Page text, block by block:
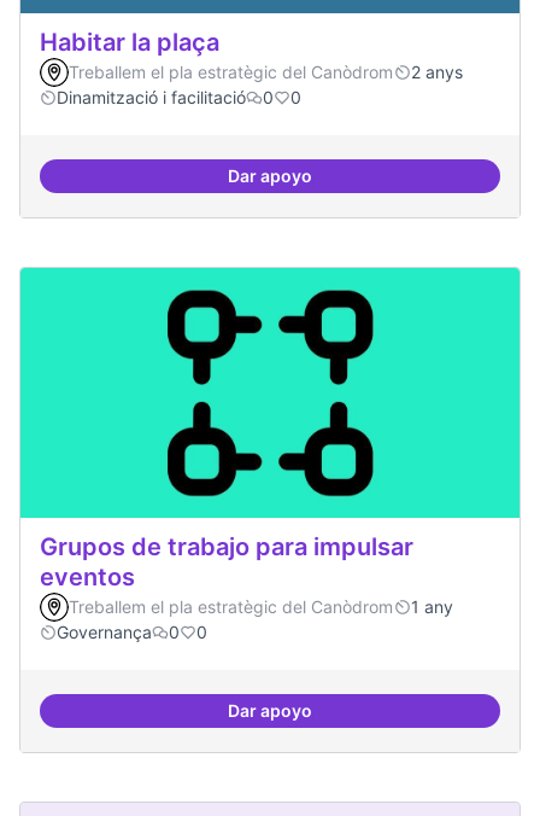
Habitar la plaça
Treballem el pla estratègic del Canòdrom
2 anys
Dinamització i facilitació
0 0
Dar apoyoHabitar la plaça
Grupos de trabajo para impulsar
eventos
Treballem el pla estratègic del Canòdrom
1 any
Governança
0 0
Dar apoyoGrupos de trabajo para impulsar